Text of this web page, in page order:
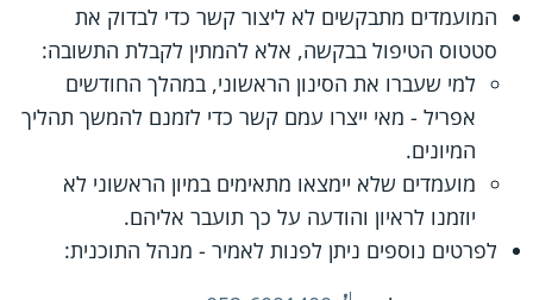
המועמדים מתבקשים לא ליצור קשר כדי לבדוק את
סטטוס הטיפול בבקשה, אלא להמתין לקבלת התשובה:
למי שעברו את הסינון הראשוני, במהלך החודשים
אפריל - מאי ייצרו עמם קשר כדי לזמנם להמשך תהליך
המיונים.
מועמדים שלא יימצאו מתאימים במיון הראשוני לא
יוזמנו לראיון והודעה על כך תועבר אליהם.
לפרטים נוספים ניתן לפנות לאמיר - מנהל התוכנית: